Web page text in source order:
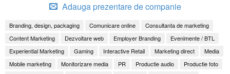
Adauga prezentare de companie
Branding, design, packaging Comunicare online
Consultanta de marketing
Content Marketing
Dezvoltare web Employer Branding
Evenimente / BTL
Experiential Marketing
Gaming Interactive Retail Marketing direct
Media
Mobile marketing
Monitorizare media PR Productie audio
Productie foto